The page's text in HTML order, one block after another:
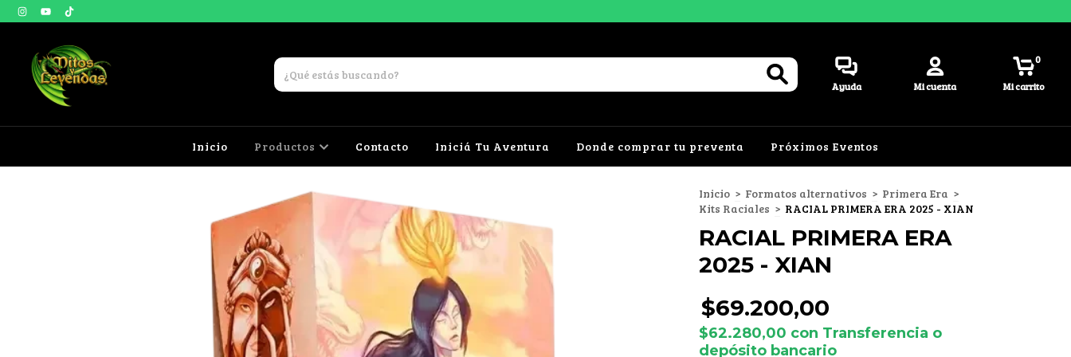
Ayuda Mi cuenta Mi carrito
0
Inicio Productos Contacto Iniciá Tu Aventura Donde comprar tu preventa Próximos Eventos
Inicio > Formatos alternativos > Primera Era >
Kits Raciales > RACIAL PRIMERA ERA 2025 - XIAN
RACIAL PRIMERA ERA
2025 - XIAN
$69.200,00
$62.280,00 con Transferencia o
depósito bancario